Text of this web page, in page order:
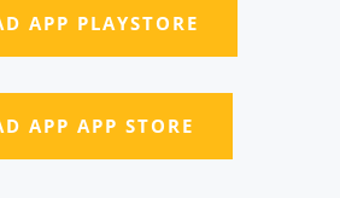
APP PLAYSTORE
APP APP STORE